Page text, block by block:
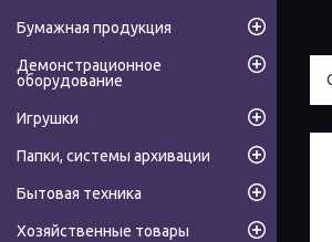
Бумажная продукция
Демонстрационное
оборудование
Игрушки
Папки, системы архивации
Бытовая техника
Хозяйственные товары